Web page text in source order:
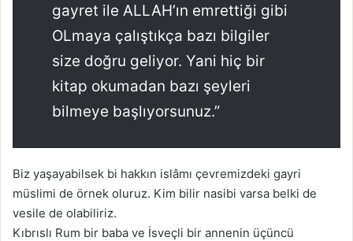
gayret ile ALLAH’ın emrettiği gibi
OLmaya çalıştıkça bazı bilgiler
size doğru geliyor. Yani hiç bir
kitap okumadan bazı şeyleri
bilmeye başlıyorsunuz.”
Biz yaşayabilsek bi hakkın islâmı çevremizdeki gayri
müslimi de örnek oluruz. Kim bilir nasibi varsa belki de
vesile de olabiliriz.
Kıbrıslı Rum bir baba ve İsveçli bir annenin üçüncü